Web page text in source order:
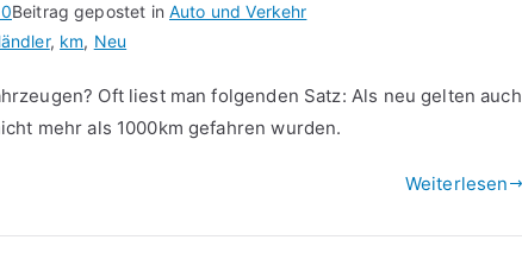
Beitrag gepostet in Auto und Verkehr
, km, Neu
Oft liest man folgenden Satz: Als neu gelten auch
mehr als 1000km gefahren wurden.
Weiterlesen